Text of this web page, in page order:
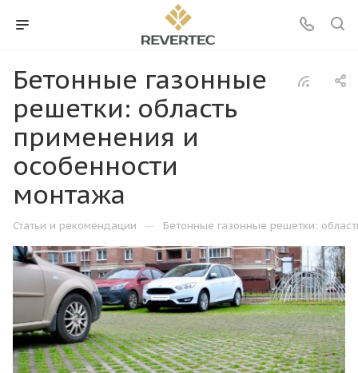
Бетонные газонные
решетки: область
применения и
особенности
монтажа
Статьи и рекомендации — Бетонные газонные решетки: